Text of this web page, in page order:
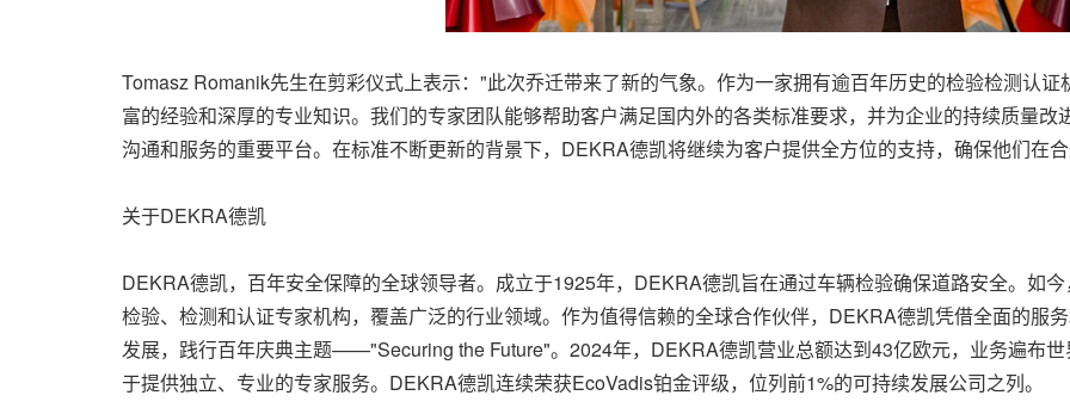
Tomasz Romanik先生在剪彩仪式上表示："此次乔迁带来了新的气象。作为一家拥有逾百年历史的检验检测认
富的经验和深厚的专业知识。我们的专家团队能够帮助客户满足国内外的各类标准要求，并为企业的持续质量
沟通和服务的重要平台。在标准不断更新的背景下，DEKRA德凯将继续为客户提供全方位的支持，确保他们在
关于DEKRA德凯
DEKRA德凯，百年安全保障的全球领导者。成立于1925年，DEKRA德凯旨在通过车辆检验确保道路安全。如
检验、检测和认证专家机构，覆盖广泛的行业领域。作为值得信赖的全球合作伙伴，DEKRA德凯凭借全面的服
发展，践行百年庆典主题——"Securing the Future"。2024年，DEKRA德凯营业总额达到43亿欧元，业务遍布
于提供独立、专业的专家服务。DEKRA德凯连续荣获EcoVadis铂金评级，位列前1%的可持续发展公司之列。